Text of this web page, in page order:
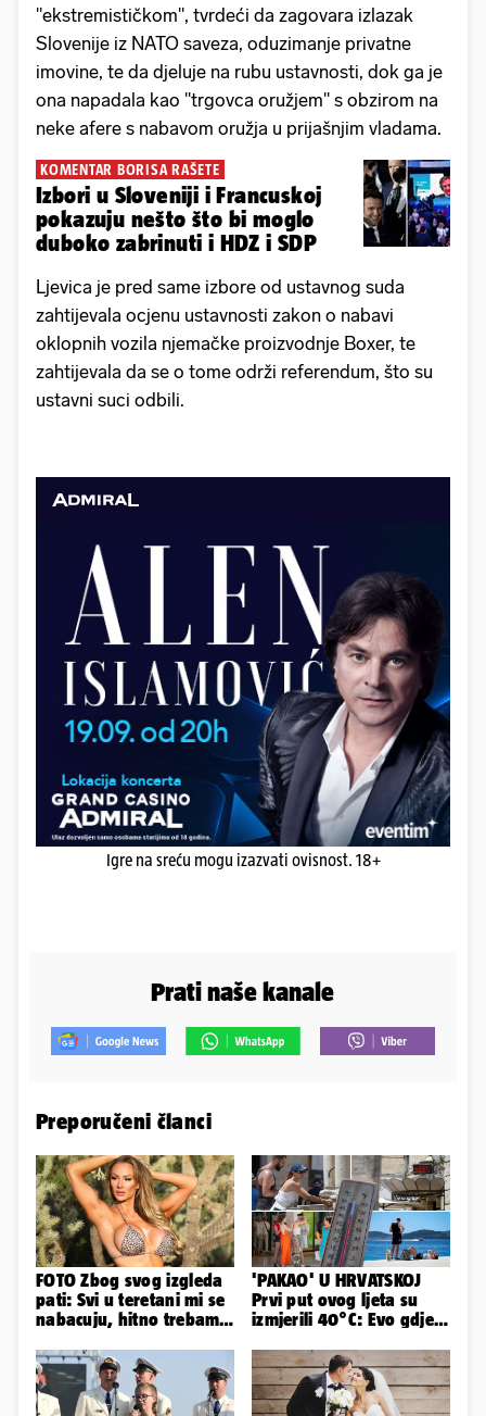
"ekstremističkom", tvrdeći da zagovara izlazak
Slovenije iz NATO saveza, oduzimanje privatne
imovine, te da djeluje na rubu ustavnosti, dok ga je
ona napadala kao "trgovca oružjem" s obzirom na
neke afere s nabavom oružja u prijašnjim vladama.
KOMENTAR BORISA RAŠETE
Izbori u Sloveniji i Francuskoj
pokazuju nešto što bi moglo
duboko zabrinuti i HDZ i SDP
Ljevica je pred same izbore od ustavnog suda
zahtijevala ocjenu ustavnosti zakon o nabavi
oklopnih vozila njemačke proizvodnje Boxer, te
zahtijevala da se o tome održi referendum, što su
ustavni suci odbili.
Igre na sreću mogu izazvati ovisnost. 18+
Prati naše kanale
Preporučeni članci
FOTO Zbog svog izgleda
pati: Svi u teretani mi se
nabacuju, hitno trebam
'PAKAO' U HRVATSKOJ
Prvi put ovog ljeta su
izmjerili 40°C: Evo gdje
spas